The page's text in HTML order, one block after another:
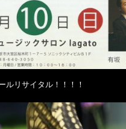
ルリサイタル！！！！